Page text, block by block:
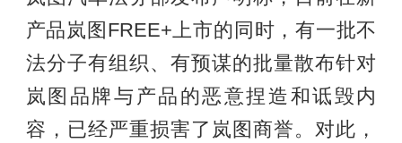
产品岚图FREE+上市的同时，有一批不
法分子有组织、有预谋的批量散布针对
岚图品牌与产品的恶意捏造和诋毁内
容，已经严重损害了岚图商誉。对此，